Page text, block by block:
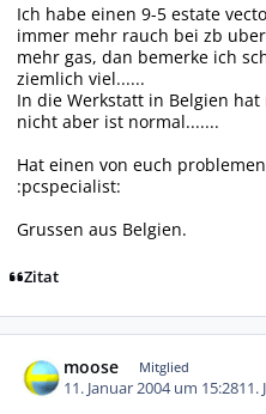
Ich habe einen 9-5 estate
immer mehr rauch bei zb
mehr gas, dan bemerke ich
ziemlich viel......
In die Werkstatt in Belgien
nicht aber ist normal.......
Hat einen von euch
:pcspecialist:
Grussen aus Belgien.
Zitat
moose Mitglied
11. Januar 2004 um 15:2811.